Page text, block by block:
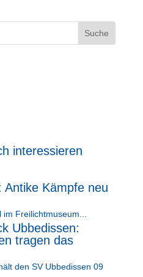
interessieren
Antike Kämpfe neu
Freilichtmuseum...
Ubbedissen:
tragen das
den SV Ubbedissen 09